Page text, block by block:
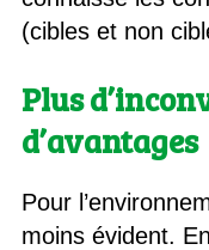
(cibles et non
Plus
d’avantages
Pour
moins évident.